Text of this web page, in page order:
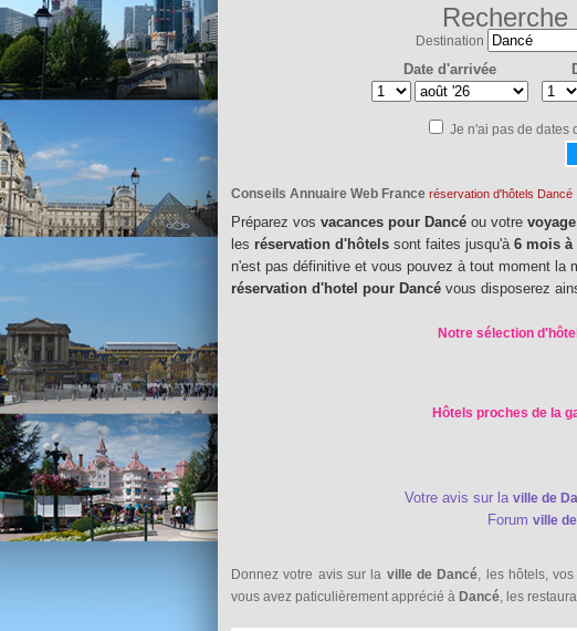
Recherche
Destination
Date d'arrivée
Je n'ai pas de dates
Conseils Annuaire Web France réservation d'hôtels Dancé
Préparez vos vacances pour Dancé ou votre
les réservation d'hôtels sont faites jusqu'à 6 mois à
n'est pas définitive et vous pouvez à tout moment la
réservation d'hotel pour Dancé vous disposerez
Notre sélection
Hôtels proches de la
Votre avis sur la ville de
Forum ville
Donnez votre avis sur la ville de Dancé, les hôtels, vos
vous avez paticulièrement apprécié à Dancé, les